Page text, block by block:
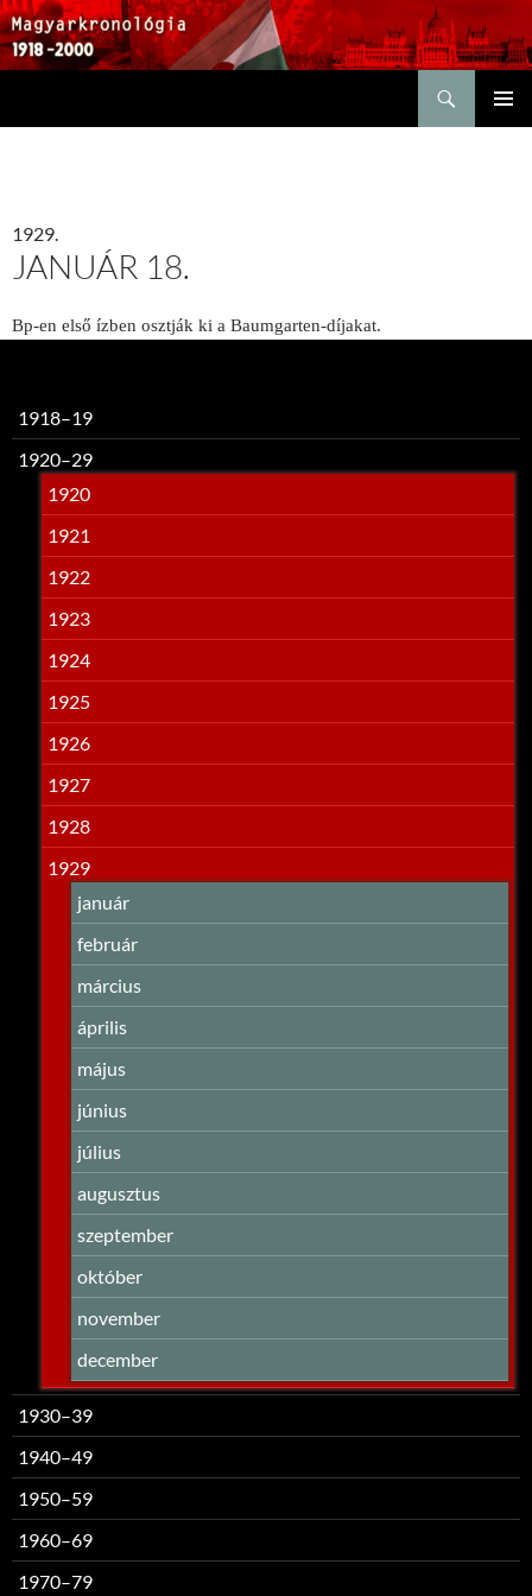
1929.
JANUÁR 18.
Bp-en első ízben osztják ki a Baumgarten-díjakat.
1918–19
1920–29
1920
1921
1922
1923
1924
1925
1926
1927
1928
1929
január
február
március
április
május
június
július
augusztus
szeptember
október
november
december
1930–39
1940–49
1950–59
1960–69
1970–79